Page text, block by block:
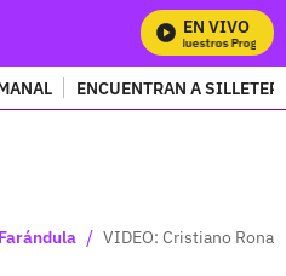
EN VIVO
Mira Todos Nuestros Programas
ENCUENTRAN A
Farándula / VIDEO: Cristiano